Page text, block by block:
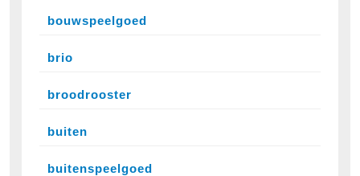
bouwspeelgoed
brio
broodrooster
buiten
buitenspeelgoed